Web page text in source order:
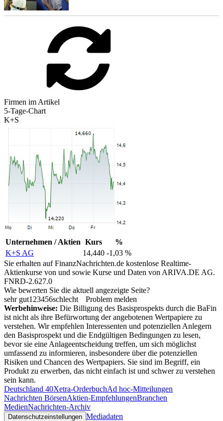
Firmen im Artikel
5-Tage-Chart
K+S
Unternehmen / Aktien Kurs
%
K+S AG
14,440 -1,03 %
Sie erhalten auf FinanzNachrichten.de kostenlose Realtime-
Aktienkurse von und sowie Kurse und Daten von ARIVA.DE AG.
FNRD-2.627.0
Wie bewerten Sie die aktuell angezeigte Seite?
sehr gut1 23456schlecht
Problem melden
Werbehinweise: Die Billigung des Basisprospekts durch die BaFin
ist nicht als ihre Befürwortung der angebotenen Wertpapiere zu
verstehen. Wir empfehlen Interessenten und potenziellen Anlegern
den Basisprospekt und die Endgültigen Bedingungen zu lesen,
bevor sie eine Anlageentscheidung treffen, um sich möglichst
umfassend zu informieren, insbesondere über die potenziellen
Risiken und Chancen des Wertpapiers. Sie sind im Begriff, ein
Produkt zu erwerben, das nicht einfach ist und schwer zu verstehen
sein kann.
Deutschland 40Xetra-OrderbuchAd hoc-Mitteilungen
Nachrichten BörsenAktien-EmpfehlungenBranchen
MedienNachrichten-Archiv
Datenschutzeinstellungen Mediadaten